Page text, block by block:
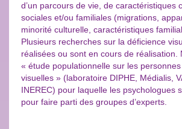
d’un parcours de vie, de caractéristiques
sociales et/ou familiales (migrations,
minorité culturelle, caractéristiques
Plusieurs recherches sur la déficience
réalisées ou sont en cours de réalisation.
« étude populationnelle sur les
visuelles » (laboratoire DIPHE, Médialis,
INEREC) pour laquelle les psychologues
pour faire parti des groupes d’experts.